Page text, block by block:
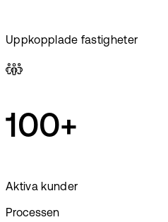
Uppkopplade fastigheter
100+
Aktiva kunder
Processen